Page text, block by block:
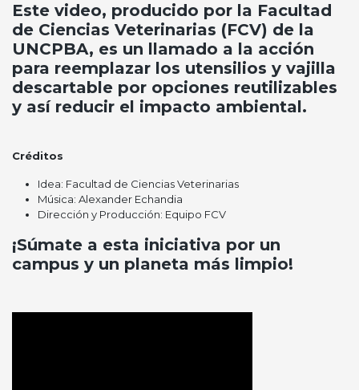
Este video, producido por la Facultad
de Ciencias Veterinarias (FCV) de la
UNCPBA, es un llamado a la acción
para reemplazar los utensilios y vajilla
descartable por opciones reutilizables
y así reducir el impacto ambiental.
Créditos
Idea: Facultad de Ciencias Veterinarias
Música: Alexander Echandia
Dirección y Producción: Equipo FCV
¡Súmate a esta iniciativa por un
campus y un planeta más limpio!